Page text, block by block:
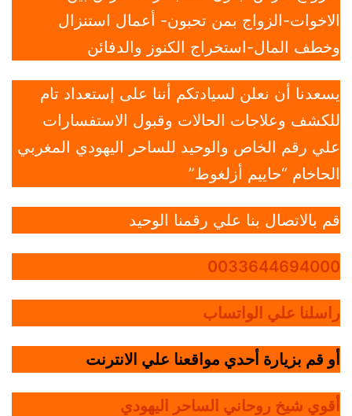
الاخوات-الزواج بمن تحبون- أعمال استنزال
وخطف المال-استخراج الكنوز والدفائن
يسعدنا أن نعلن لسيادتكم أننا على إستعداد تام
للكشف وعلاجات الحالات وقبول الاستفسارات
علي رقم الخاص والوحيد للساحر اليهودي المغربي
الحاخام “حاييم أزلغوط”
قم بالاتصال بنا علي رقمنا الوحيد
0033644694000
راسلنا علي الواتساب
أو قم بزيارة أحدي مواقعنا علي الانترنت
أقوي شيخ روحاني الساحر اليهودي